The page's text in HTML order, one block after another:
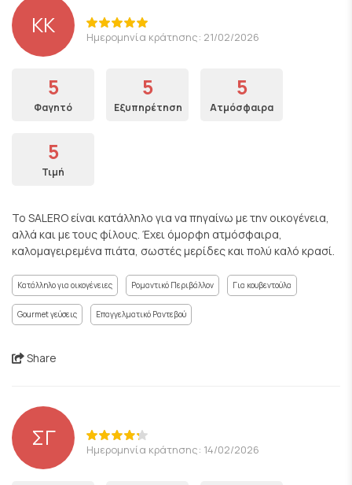
KK Ημερομηνία κράτησης: 21/02/2026
5
Φαγητό
5
Εξυπηρέτηση
5
Ατμόσφαιρα
5
Τιμή
Το SALERO είναι κατάλληλο για να πηγαίνω με την οικογένεια,
αλλά και με τους φίλους. Έχει όμορφη ατμόσφαιρα,
καλομαγειρεμένα πιάτα, σωστές μερίδες και πολύ καλό κρασί.
Κατάλληλο για οικογένειες Ρομαντικό Περιβάλλον Για κουβεντούλα
Gourmet γεύσεις Επαγγελματικό Ραντεβού
Share
ΣΓ Ημερομηνία κράτησης: 14/02/2026